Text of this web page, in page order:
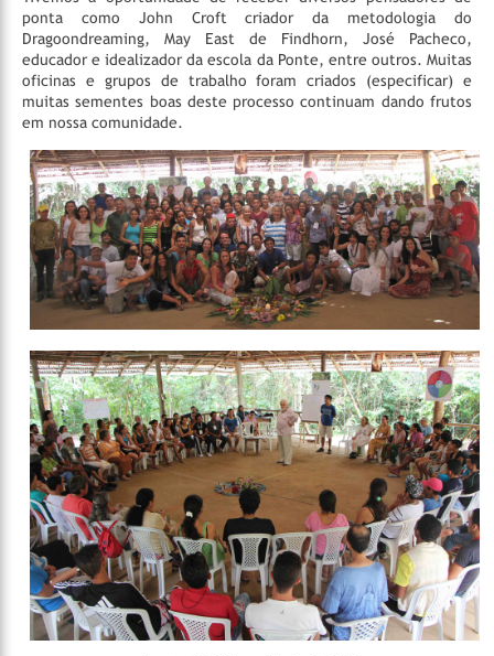
ponta como John Croft criador da metodologia do
Dragoondreaming, May East de Findhorn, José Pacheco,
educador e idealizador da escola da Ponte, entre outros. Muitas
oficinas e grupos de trabalho foram criados (especificar) e
muitas sementes boas deste processo continuam dando frutos
em nossa comunidade.